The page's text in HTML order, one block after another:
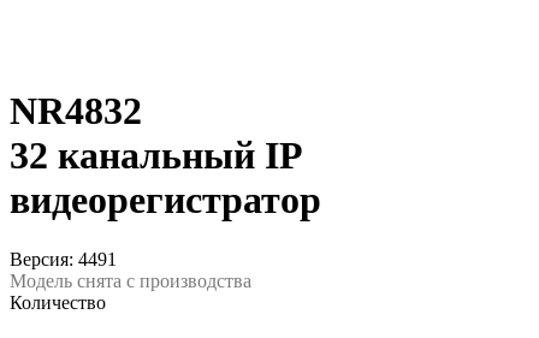
NR4832
32 канальный IP
видеорегистратор
Версия: 4491
Модель снята с производства
Количество